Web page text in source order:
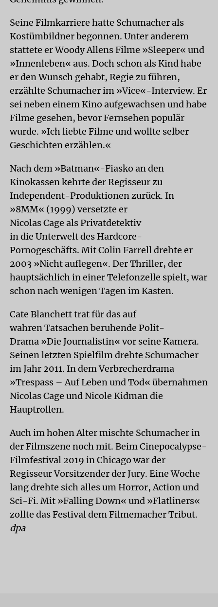
Seine Filmkarriere hatte Schumacher als
Kostümbildner begonnen. Unter anderem
stattete er Woody Allens Filme »Sleeper« und
»Innenleben« aus. Doch schon als Kind habe
er den Wunsch gehabt, Regie zu führen,
erzählte Schumacher im »Vice«-Interview. Er
sei neben einem Kino aufgewachsen und habe
Filme gesehen, bevor Fernsehen populär
wurde. »Ich liebte Filme und wollte selber
Geschichten erzählen.«
Nach dem »Batman«-Fiasko an den
Kinokassen kehrte der Regisseur zu
Independent-Produktionen zurück. In
»8MM« (1999) versetzte er
Nicolas Cage als Privatdetektiv
in die Unterwelt des Hardcore-
Pornogeschäfts. Mit Colin Farrell drehte er
2003 »Nicht auflegen«. Der Thriller, der
hauptsächlich in einer Telefonzelle spielt, war
schon nach wenigen Tagen im Kasten.
Cate Blanchett trat für das auf
wahren Tatsachen beruhende Polit-
Drama »Die Journalistin« vor seine Kamera.
Seinen letzten Spielfilm drehte Schumacher
im Jahr 2011. In dem Verbrecherdrama
»Trespass – Auf Leben und Tod« übernahmen
Nicolas Cage und Nicole Kidman die
Hauptrollen.
Auch im hohen Alter mischte Schumacher in
der Filmszene noch mit. Beim Cinepocalypse-
Filmfestival 2019 in Chicago war der
Regisseur Vorsitzender der Jury. Eine Woche
lang drehte sich alles um Horror, Action und
Sci-Fi. Mit »Falling Down« und »Flatliners«
zollte das Festival dem Filmemacher Tribut.
dpa